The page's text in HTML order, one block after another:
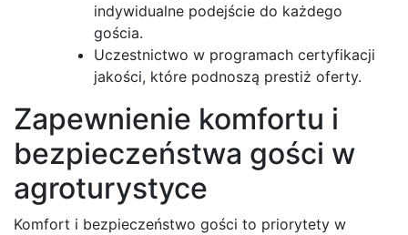
indywidualne podejście do każdego
gościa.
Uczestnictwo w programach certyfikacji
jakości, które podnoszą prestiż oferty.
Zapewnienie komfortu i
bezpieczeństwa gości w
agroturystyce
Komfort i bezpieczeństwo gości to priorytety w